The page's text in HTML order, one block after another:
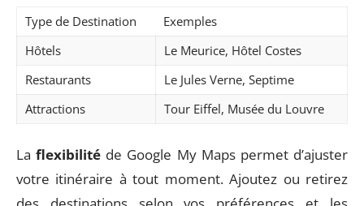
Type de Destination
Exemples
Hôtels
Le Meurice, Hôtel Costes
Restaurants
Le Jules Verne, Septime
Attractions
Tour Eiffel, Musée du Louvre
Laflexibilité de Google My Maps permet d’ajuster
votre itinéraire à tout moment. Ajoutez ou retirez